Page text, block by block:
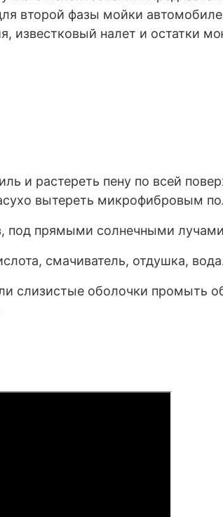
второй фазы мойки
известковый налет и остатки
и растереть пену по всей
вытереть микрофибровым
под прямыми солнечными
смачиватель, отдушка,
слизистые оболочки промыть